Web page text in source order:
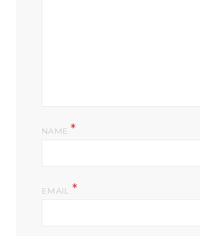
NAME *
EMAIL *